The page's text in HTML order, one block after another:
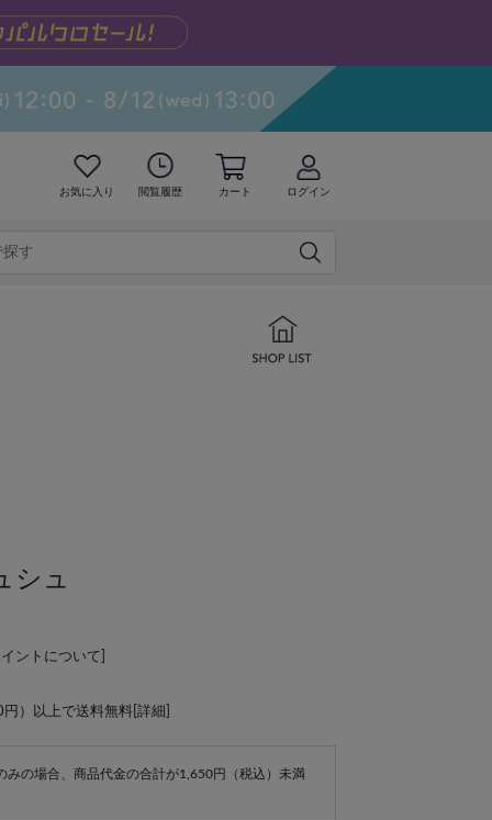
お気に入り 閲覧履歴 カート ログイン
シュ
イントについて
）以上で送料無料[ 詳細
みの場合、商品代金の合計が1,650円（税込）未満